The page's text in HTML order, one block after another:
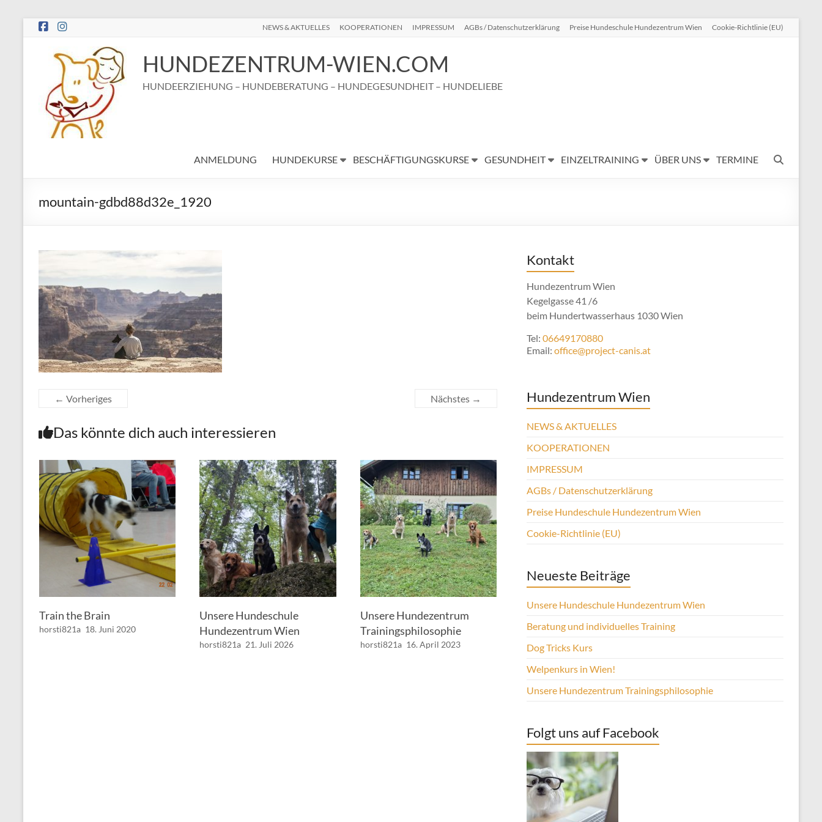
Zum
Inhalt
NEWS & AKTUELLES KOOPERATIONEN IMPRESSUM AGBs / Datenschutzerklärung Preise Hundeschule Hundezentrum Wien Cookie-Richtlinie (EU)
HUNDEZENTRUM-WIEN.COM
HUNDEERZIEHUNG – HUNDEBERATUNG – HUNDEGESUNDHEIT – HUNDELIEBE
ANMELDUNG HUNDEKURSE BESCHÄFTIGUNGSKURSE GESUNDHEIT EINZELTRAINING ÜBER UNS TERMINE
mountain-gdbd88d32e_1920
← Vorheriges Nächstes →
Das könnte dich auch interessieren
Train the Brain
horsti821a 18. Juni 2020
Unsere Hundeschule
Hundezentrum Wien
horsti821a 21. Juli 2026
Unsere Hundezentrum
Trainingsphilosophie
horsti821a 16. April 2023
Kontakt
Hundezentrum Wien
Kegelgasse 41 /6
beim Hundertwasserhaus 1030 Wien
Tel: 06649170880
Email: office@project-canis.at
Hundezentrum Wien
NEWS & AKTUELLES
KOOPERATIONEN
IMPRESSUM
AGBs / Datenschutzerklärung
Preise Hundeschule Hundezentrum Wien
Cookie-Richtlinie (EU)
Neueste Beiträge
Unsere Hundeschule Hundezentrum Wien
Beratung und individuelles Training
Dog Tricks Kurs
Welpenkurs in Wien!
Unsere Hundezentrum Trainingsphilosophie
Folgt uns auf Facebook